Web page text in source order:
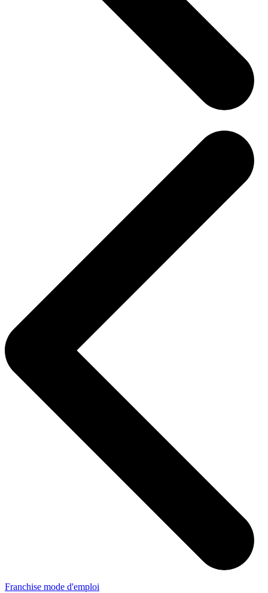
Franchise mode d'emploi